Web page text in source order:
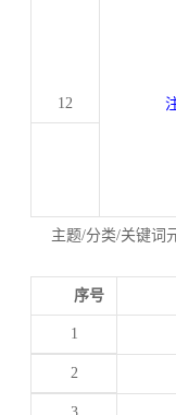
12
主题/分类/关键词
序号
1
2